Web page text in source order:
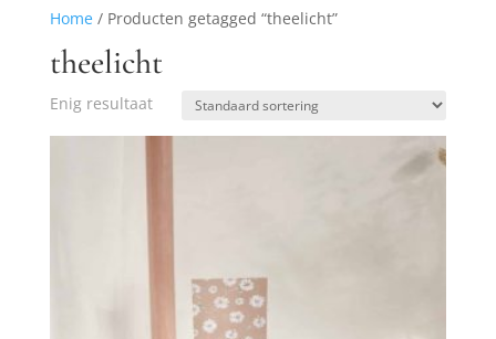
Home/ Producten getagged “theelicht”
theelicht
Enig resultaat